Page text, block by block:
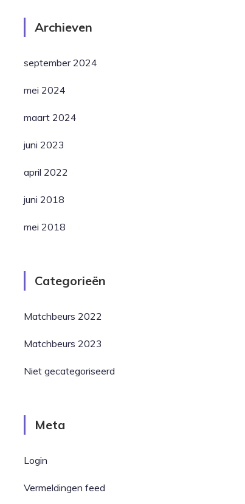
Archieven
september 2024
mei 2024
maart 2024
juni 2023
april 2022
juni 2018
mei 2018
Categorieën
Matchbeurs 2022
Matchbeurs 2023
Niet gecategoriseerd
Meta
Login
Vermeldingen feed